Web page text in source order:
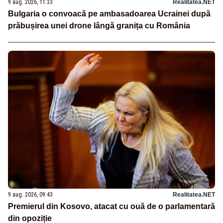
9 aug. 2026, 11:33 Realitatea.NET
Bulgaria o convoacă pe ambasadoarea Ucrainei după
prăbușirea unei drone lângă granița cu România
9 aug. 2026, 09:43 Realitatea.NET
Premierul din Kosovo, atacat cu ouă de o parlamentară
din opoziție